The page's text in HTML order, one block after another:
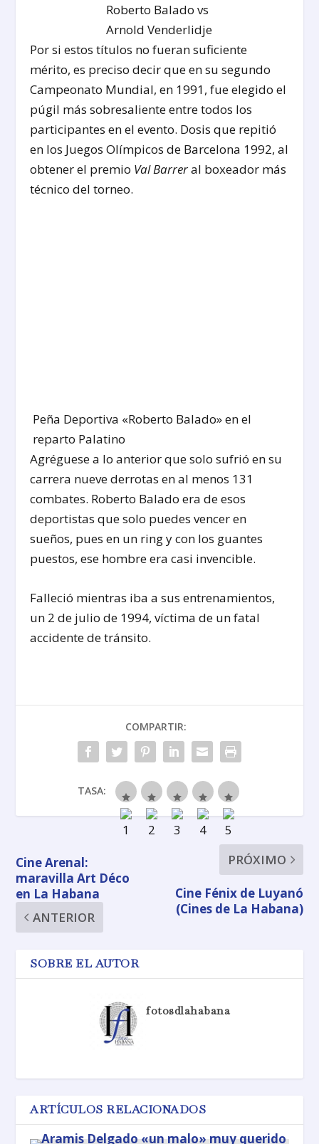
Roberto Balado vs
Arnold Venderlidje
Por si estos títulos no fueran suficiente
mérito, es preciso decir que en su segundo
Campeonato Mundial, en 1991, fue elegido el
púgil más sobresaliente entre todos los
participantes en el evento. Dosis que repitió
en los Juegos Olímpicos de Barcelona 1992, al
obtener el premio Val Barreral boxeador más
técnico del torneo.
Peña Deportiva «Roberto Balado» en el
reparto Palatino
Agréguese a lo anterior que solo sufrió en su
carrera nueve derrotas en al menos 131
combates. Roberto Balado era de esos
deportistas que solo puedes vencer en
sueños, pues en un ring y con los guantes
puestos, ese hombre era casi invencible.
Falleció mientras iba a sus entrenamientos,
un 2 de julio de 1994, víctima de un fatal
accidente de tránsito.
COMPARTIR:
TASA:
Cine Arenal:
maravilla Art Déco
en La Habana
ANTERIOR
PRÓXIMO
Cine Fénix de Luyanó
(Cines de La Habana)
SOBRE EL AUTOR
fotosdlahabana
ARTÍCULOS RELACIONADOS